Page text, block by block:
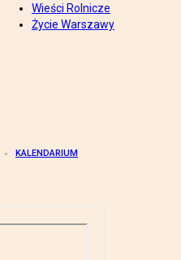
Wieści Rolnicze
Życie Warszawy
KALENDARIUM